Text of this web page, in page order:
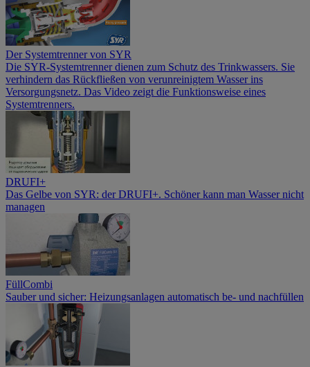
Der Systemtrenner von SYR
Die SYR-Systemtrenner dienen zum Schutz des Trinkwassers. Sie
verhindern das Rückfließen von verunreinigtem Wasser ins
Versorgungsnetz. Das Video zeigt die Funktionsweise eines
Systemtrenners.
DRUFI+
Das Gelbe von SYR: der DRUFI+. Schöner kann man Wasser nicht
managen
FüllCombi
Sauber und sicher: Heizungsanlagen automatisch be- und nachfüllen